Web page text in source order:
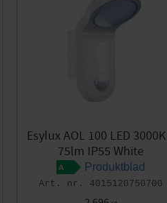
Esylux AOL 100 LED
75lm IP55 White
Produktblad
4015120750700